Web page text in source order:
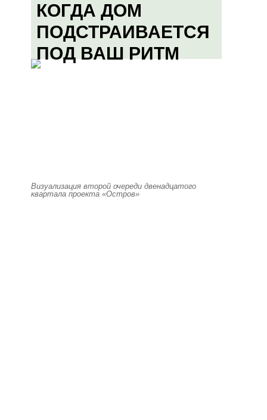
КОГДА ДОМ
ПОДСТРАИВАЕТСЯ
ПОД ВАШ РИТМ
Визуализация второй очереди двенадцатого
квартала проекта «Остров»